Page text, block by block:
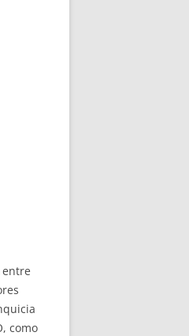
entre
como